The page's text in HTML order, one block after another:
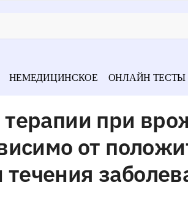
НЕМЕДИЦИНСКОЕ ОНЛАЙН ТЕСТЫ
терапии при
от